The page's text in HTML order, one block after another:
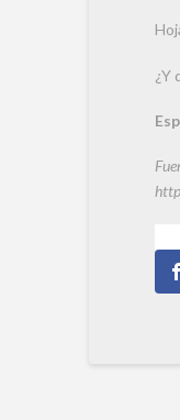
¿Y